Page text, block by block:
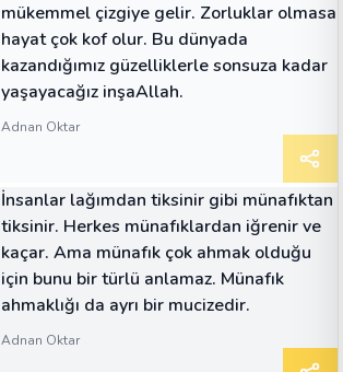
mükemmel çizgiye gelir. Zorluklar olmasa
hayat çok kof olur. Bu dünyada
kazandığımız güzelliklerle sonsuza kadar
yaşayacağız inşaAllah.
Adnan Oktar
İnsanlar lağımdan tiksinir gibi münafıktan
tiksinir. Herkes münafıklardan iğrenir ve
kaçar. Ama münafık çok ahmak olduğu
için bunu bir türlü anlamaz. Münafık
ahmaklığı da ayrı bir mucizedir.
Adnan Oktar